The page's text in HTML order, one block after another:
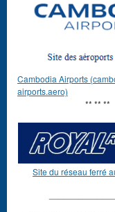
Cambodia Airports
airports.aero)
** ** **
Site du réseau ferré